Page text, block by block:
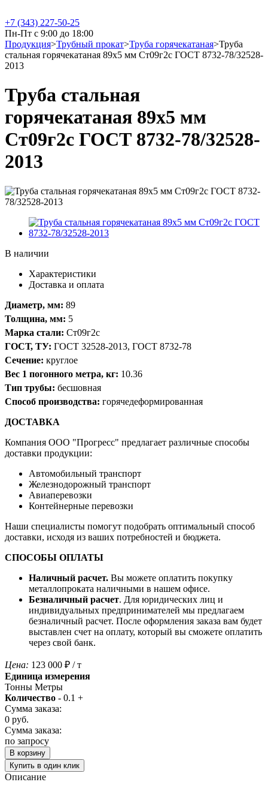
+7 (343) 227-50-25
Пн-Пт с 9:00 до 18:00
Продукция>Трубный прокат>Труба горячекатаная>Труба
стальная горячекатаная 89х5 мм Ст09г2с ГОСТ 8732-78/32528-
2013
Труба стальная
горячекатаная 89х5 мм
Ст09г2с ГОСТ 8732-78/32528-
2013
В наличии
Характеристики
Доставка и оплата
Диаметр, мм: 89
Толщина, мм: 5
Марка стали: Ст09г2с
ГОСТ, ТУ: ГОСТ 32528-2013, ГОСТ 8732-78
Сечение: круглое
Вес 1 погонного метра, кг: 10.36
Тип трубы: бесшовная
Способ производства: горячедеформированная
ДОСТАВКА
Компания OOO "Прогресс" предлагает различные способы
доставки продукции:
Автомобильный транспорт
Железнодорожный транспорт
Авиаперевозки
Контейнерные перевозки
Наши специалисты помогут подобрать оптимальный способ
доставки, исходя из ваших потребностей и бюджета.
СПОСОБЫ ОПЛАТЫ
Наличный расчет. Вы можете оплатить покупку
металлопроката наличными в нашем офисе.
Безналичный расчет. Для юридических лиц и
индивидуальных предпринимателей мы предлагаем
безналичный расчет. После оформления заказа вам будет
выставлен счет на оплату, который вы сможете оплатить
через свой банк.
Цена: 123 000 ₽ / т
Единица измерения
Тонны Метры
Количество - 0.1 +
Сумма заказа:
0 руб.
Сумма заказа:
по запросу
В корзину
Купить в один клик
Описание